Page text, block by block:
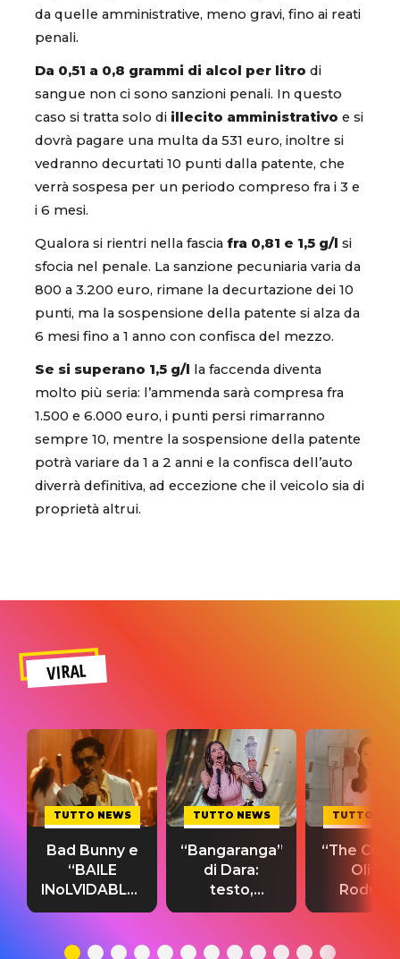
da quelle amministrative, meno gravi, fino ai reati
penali.
Da 0,51 a 0,8 grammi di alcol per litro di
sangue non ci sono sanzioni penali. In questo
caso si tratta solo di illecito amministrativo e si
dovrà pagare una multa da 531 euro, inoltre si
vedranno decurtati 10 punti dalla patente, che
verrà sospesa per un periodo compreso fra i 3 e
i 6 mesi.
Qualora si rientri nella fascia fra 0,81 e 1,5 g/l si
sfocia nel penale. La sanzione pecuniaria varia da
800 a 3.200 euro, rimane la decurtazione dei 10
punti, ma la sospensione della patente si alza da
6 mesi fino a 1 anno con confisca del mezzo.
Se si superano 1,5 g/l la faccenda diventa
molto più seria: l’ammenda sarà compresa fra
1.500 e 6.000 euro, i punti persi rimarranno
sempre 10, mentre la sospensione della patente
potrà variare da 1 a 2 anni e la confisca dell’auto
diverrà definitiva, ad eccezione che il veicolo sia di
proprietà altrui.
VIRAL
TUTTO NEWS
Bad Bunny e
“BAILE
INoLVIDABLE”:
testo,
significato
TUTTO NEWS
“Bangaranga”
di Dara:
testo,
traduzione e
del singolo
TUTTO
“The
Olivia
testo,